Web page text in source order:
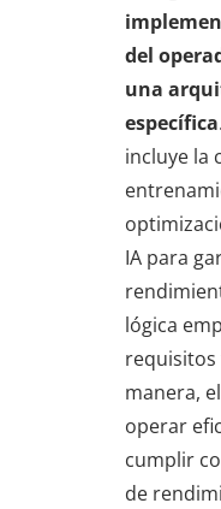
del
una
específica
incluye la
IA para
lógica
requisitos
manera,
operar
cumplir
de